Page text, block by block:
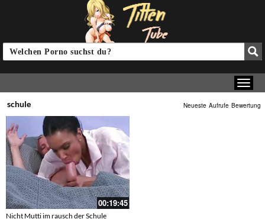
schule Neueste Aufrufe Bewertung
00:19:45
Nicht Mutti im rausch der Schule